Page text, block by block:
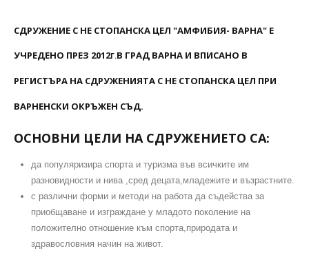
СДРУЖЕНИЕ С НЕ СТОПАНСКА ЦЕЛ "АМФИБИЯ- ВАРНА" Е
УЧРЕДЕНО ПРЕЗ 2012Г.В ГРАД ВАРНА И ВПИСАНО В
РЕГИСТЪРА НА СДРУЖЕНИЯТА С НЕ СТОПАНСКА ЦЕЛ ПРИ
ВАРНЕНСКИ ОКРЪЖЕН СЪД.
ОСНОВНИ ЦЕЛИ НА СДРУЖЕНИЕТО СА:
да популяризира спорта и туризма във всичките им
разновидности и нива ,сред децата,младежите и възрастните.
с различни форми и методи на работа да съдейства за
приобщаване и изграждане у младото поколение на
положително отношение към спорта,природата и
здравословния начин на живот.